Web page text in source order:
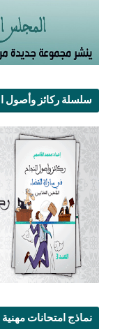
سلسلة ركائز وأصول النجاح - 10 اجزاء -
نماذج امتحانات مهنية QCM خاصة بمباريات وزارة العدل